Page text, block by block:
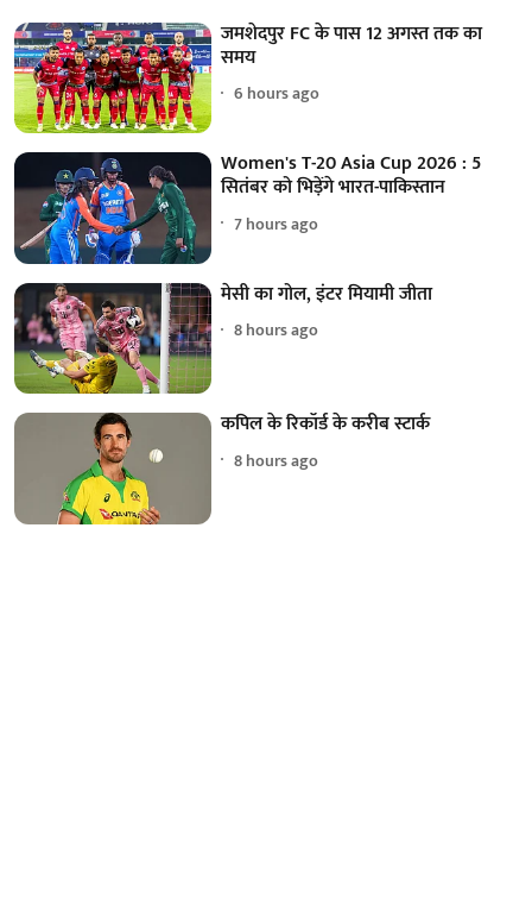
जमशेदपुर FC के पास 12 अगस्त तक का
समय
6 hours ago
Women's T-20 Asia Cup 2026 : 5
सितंबर को भिड़ेंगे भारत-पाकिस्तान
7 hours ago
मेसी का गोल, इंटर मियामी जीता
8 hours ago
कपिल के रिकॉर्ड के करीब स्टार्क
8 hours ago